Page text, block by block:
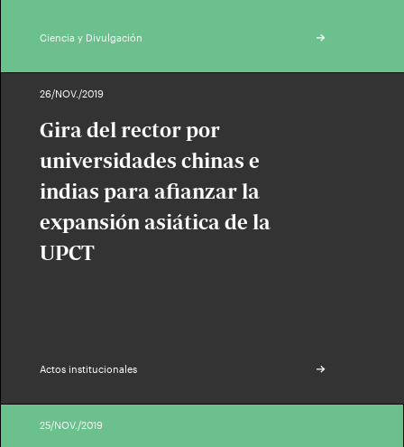
Ciencia y Divulgación
26/NOV./2019
Gira del rector por
universidades chinas e
indias para afianzar la
expansión asiática de la
UPCT
Actos institucionales
25/NOV./2019